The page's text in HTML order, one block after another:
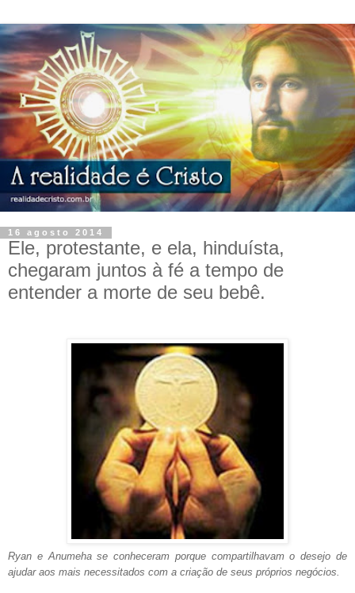
16 agosto 2014
Ele, protestante, e ela, hinduísta,
chegaram juntos à fé a tempo de
entender a morte de seu bebê.
Ryan e Anumeha se conheceram porque compartilhavam o desejo de
ajudar aos mais necessitados com a criação de seus próprios negócios.